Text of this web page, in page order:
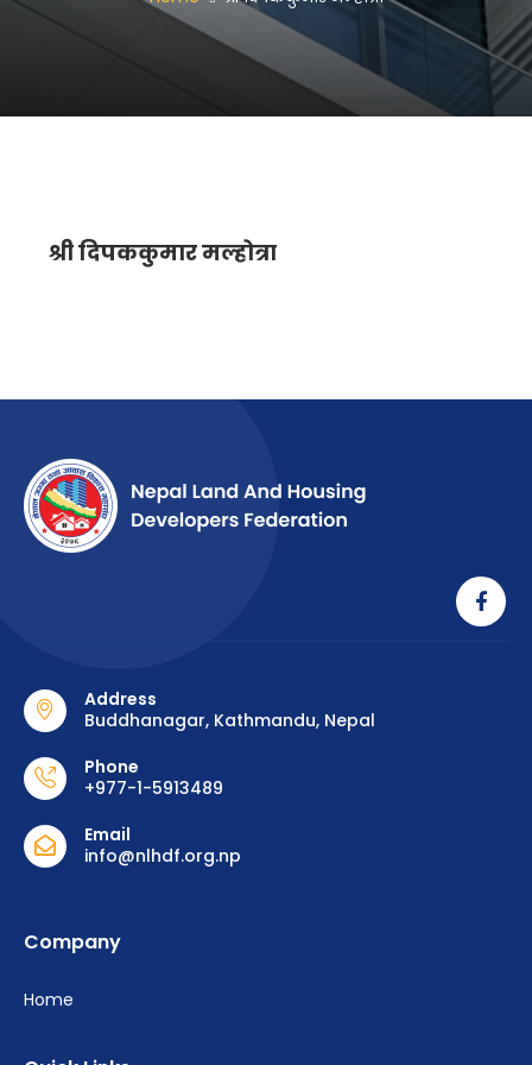
श्री दिपककुमार मल्होत्रा
Address
Buddhanagar, Kathmandu, Nepal
Phone
+977-1-5913489
Email
info@nlhdf.org.np
Company
Home